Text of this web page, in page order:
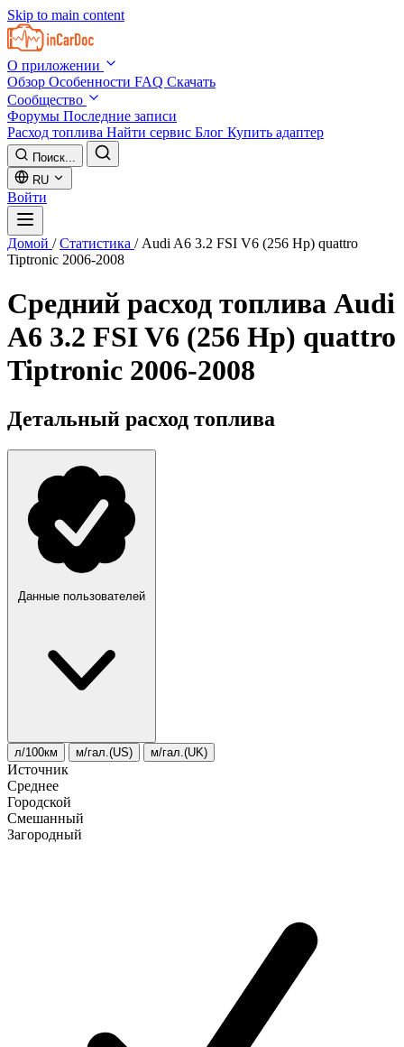
Skip to main content
О приложении
Обзор Особенности FAQ Скачать
Сообщество
Форумы Последние записи
Расход топлива Найти сервис Блог Купить адаптер
Поиск...
RU
Войти
Домой / Статистика / Audi A6 3.2 FSI V6 (256 Hp) quattro
Tiptronic 2006-2008
Средний расход топлива Audi
A6 3.2 FSI V6 (256 Hp) quattro
Tiptronic 2006-2008
Детальный расход топлива
Данные пользователей
л/100км м/гал.(US) м/гал.(UK)
Источник
Среднее
Городской
Смешанный
Загородный